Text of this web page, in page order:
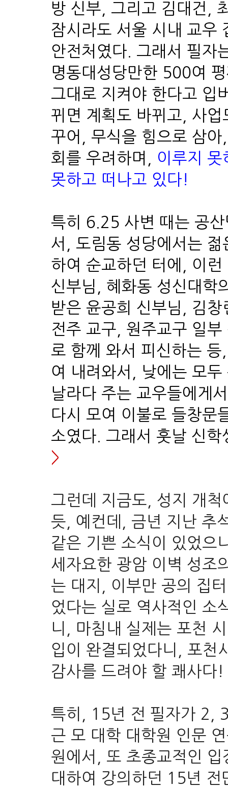
방 신부, 그리고 김대건,
잠시라도 서울 시내 교우
안전처였다. 그래서 필자
명동대성당만한 500여
그대로 지켜야 한다고 입
뀌면 계획도 바뀌고, 사
꾸어, 무식을 힘으로 삼
회를 우려하며, 이루지
못하고 떠나고 있다!
특히 6.25 사변 때는 공
서, 도림동 성당에서는
하여 순교하던 터에, 이
신부님, 혜화동 성신대학
받은 윤공희 신부님, 김
전주 교구, 원주교구 일
로 함께 와서 피신하는
여 내려와서, 낮에는 모
날라다 주는 교우들에게
다시 모여 이불로 들창문
소였다. 그래서 훗날 신
>
그런데 지금도, 성지 개
듯, 예컨데, 금년 지난 추
같은 기쁜 소식이 있었으
세자요한 광암 이벽 성조
는 대지, 이부만 공의 집
었다는 실로 역사적인 소
니, 마침내 실제는 포천
입이 완결되었다니, 포천
감사를 드려야 할 쾌사다!
특히, 15년 전 필자가 2,
근 모 대학 대학원 인문
원에서, 또 초종교적인
대하여 강의하던 15년